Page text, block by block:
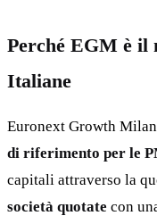
Perché EGM è il
Italiane
Euronext Growth
di riferimento per le
capitali attraverso la
società quotate con